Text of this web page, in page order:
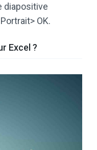
diapositive
OK.
Excel ?